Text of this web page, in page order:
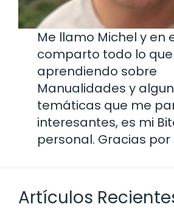
Me llamo Michel y en
comparto todo lo
aprendiendo sobre
Manualidades y
temáticas que me
interesantes, es mi
personal. Gracias por
Artículos